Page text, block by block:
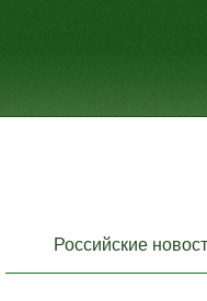
Российские